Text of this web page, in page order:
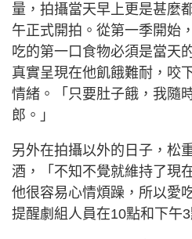
量，拍攝當天早上更是甚麼
午正式開拍。從第一季開始
吃的第一口食物必須是當天
真實呈現在他飢餓難耐，咬
情緒。「只要肚子餓，我隨
郎。」
另外在拍攝以外的日子，松
酒，「不知不覺就維持了現
他很容易心情煩躁，所以愛
提醒劇組人員在10點和下午